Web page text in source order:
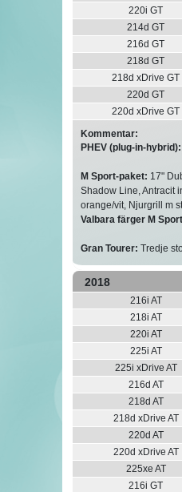
220i GT
214d GT
216d GT
218d GT
218d xDrive GT
220d GT
220d xDrive GT
Kommentar:
PHEV (plug-in-hybrid):
M Sport-paket: 17"
Shadow Line, Antracit
orange/vit, Njurgrill m
Valbara färger M
Gran Tourer: Tredje
2018
216i AT
218i AT
220i AT
225i AT
225i xDrive AT
216d AT
218d AT
218d xDrive AT
220d AT
220d xDrive AT
225xe AT
216i GT